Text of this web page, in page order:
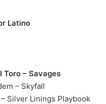
Latino
Toro – Savages
– Skyfall
Silver Linings Playbook